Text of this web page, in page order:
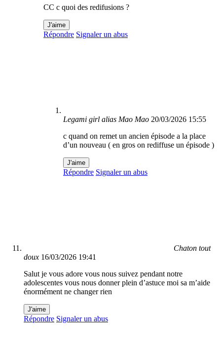
CC c quoi des redifusions ?
J'aime
Répondre Signaler un abus
Legami girl alias Mao Mao 20/03/2026 15:55
c quand on remet un ancien épisode a la place
d’un nouveau ( en gros on rediffuse un épisode )
J'aime
Répondre Signaler un abus
Chaton tout
doux 16/03/2026 19:41
Salut je vous adore vous nous suivez pendant notre
adolescentes vous nous donner plein d’astuce moi sa m’aide
énormément ne changer rien
J'aime
Répondre Signaler un abus